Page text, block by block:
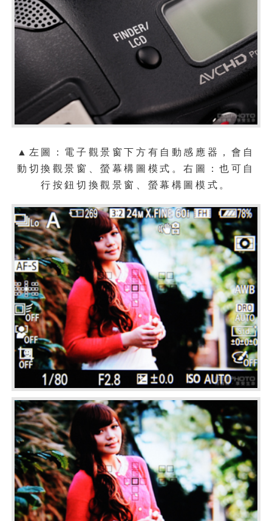
▲ 左圖：電子觀景窗下方有自動感應器，會自
動切換觀景窗、螢幕構圖模式。右圖：也可自
行按鈕切換觀景窗、螢幕構圖模式 。